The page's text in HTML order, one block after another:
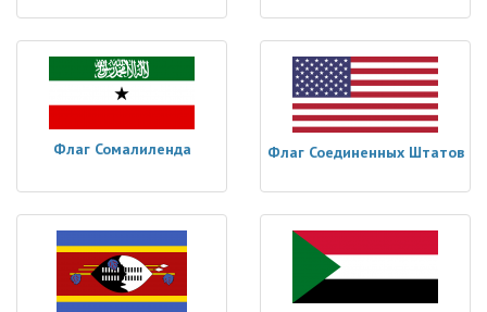
Флаг Сомалиленда Флаг Соединенных Штатов